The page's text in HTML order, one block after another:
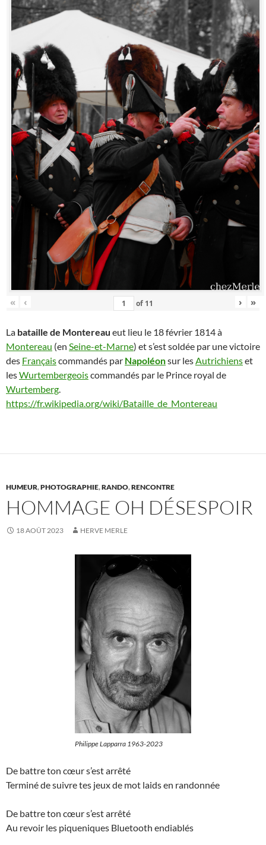
« ‹ of 11 › »
La bataille de Montereau eut lieu le 18 février 1814 à
Montereau (en Seine-et-Marne) et s’est soldée par une victoire
des Françaiscommandés par Napoléonsur lesAutrichienset
lesWurtembergeoiscommandés par le Prince royal de
Wurtemberg.
https://fr.wikipedia.org/wiki/Bataille_de_Montereau
HUMEUR,PHOTOGRAPHIE,RANDO,RENCONTRE
HOMMAGE OH DÉSESPOIR
18 AOÛT 2023 HERVE MERLE
Philippe Lapparra 1963-2023
De battre ton cœur s’est arrêté
Terminé de suivre tes jeux de mot laids en randonnée
De battre ton cœur s’est arrêté
Au revoir les piqueniques Bluetooth endiablés